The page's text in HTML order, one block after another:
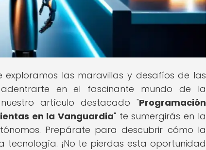
exploramos las maravillas y desafíos de las
en el fascinante mundo de la
artículo destacado "Programación
en la Vanguardia" te sumergirás en la
Prepárate para descubrir cómo la
¡No te pierdas esta oportunidad